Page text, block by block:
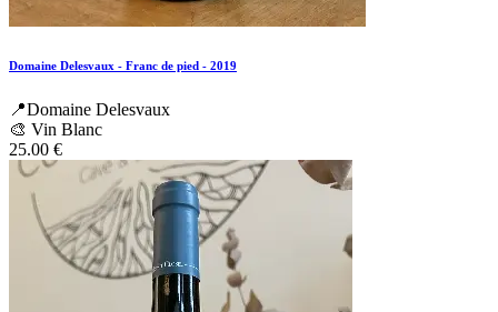
Domaine Delesvaux - Franc de pied - 2019
📍Domaine Delesvaux
🎨 Vin Blanc
25.00 €